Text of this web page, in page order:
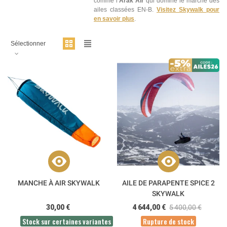
ailes classées EN-B. Visitez Skywalk pour
en savoir plus.
Sélectionner
MANCHE À AIR SKYWALK
30,00 €
Stock sur certaines variantes
AILE DE PARAPENTE SPICE 2
SKYWALK
4 644,00 € 5 400,00 €
Rupture de stock